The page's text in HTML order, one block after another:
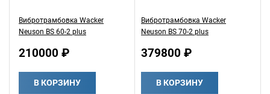
Вибротрамбовка Wacker
Neuson BS 60-2 plus
210000 ₽
В КОРЗИНУ
Вибротрамбовка Wacker
Neuson BS 70-2 plus
379800 ₽
В КОРЗИНУ